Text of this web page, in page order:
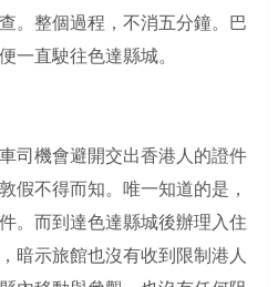
。整個過程，不消五分鐘。巴
一直駛往色達縣城。
司機會避開交出香港人的證件
假不得而知。唯一知道的是，
。而到達色達縣城後辦理入住
暗示旅館也沒有收到限制港人